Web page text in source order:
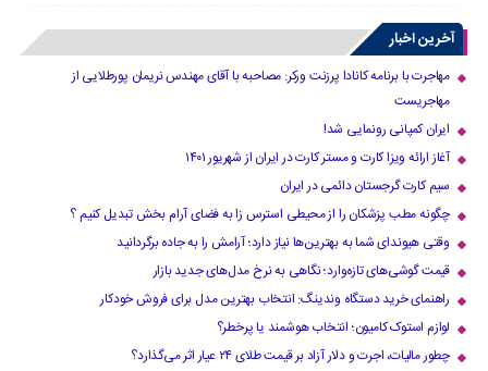
آخرین اخبار
مهاجرت با برنامه کانادا پرزنت ورکر: مصاحبه با آقای مهندس نریمان پورطلایی از
مهاجریست
ایران کمپانی رونمایی شد!
آغاز ارائه ویزا کارت و مستر کارت در ایران از شهریور ۱۴۰۱
سیم کارت گرجستان دائمی در ایران
چگونه مطب پزشکان را از محیطی استرس زا به فضای آرام بخش تبدیل کنیم ؟
وقتی هیوندای شما به بهترین‌ها نیاز دارد؛ آرامش را به جاده برگردانید
قیمت گوشی‌های تازه‌وارد؛ نگاهی به نرخ مدل‌های جدید بازار
راهنمای خرید دستگاه وندینگ: انتخاب بهترین مدل برای فروش خودکار
لوازم استوک کامیون؛ انتخاب هوشمند یا پرخطر؟
چطور مالیات، اجرت و دلار آزاد بر قیمت طلای ۲۴ عیار اثر می‌گذارد؟